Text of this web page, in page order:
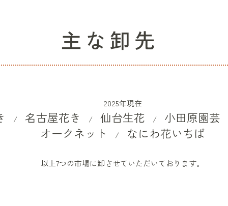
主な卸先
2025年現在
/ 名古屋花き / 仙台生花 / 小田原園芸
​オークネット
/ なにわ花いちば
以上7つの市場に卸させていただいております。